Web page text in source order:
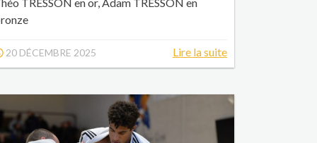
20 DÉCEMBRE 2025 Lire la suite